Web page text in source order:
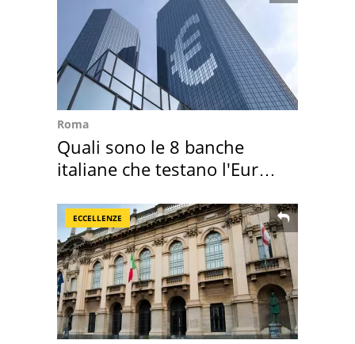
Roma
Quali sono le 8 banche
italiane che testano l'Euro
ECCELLENZE